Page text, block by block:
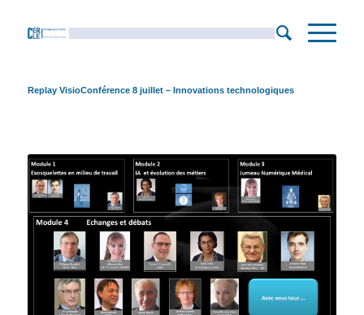
Replay VisioConférence 8 juillet – Innovations technologiques